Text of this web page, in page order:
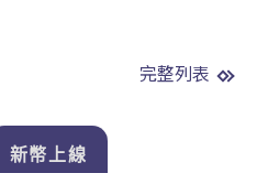
完整列表
新幣上線